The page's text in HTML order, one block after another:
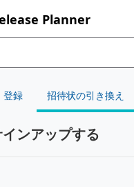
Planner
登録 招待状の引き換え
ンアップする